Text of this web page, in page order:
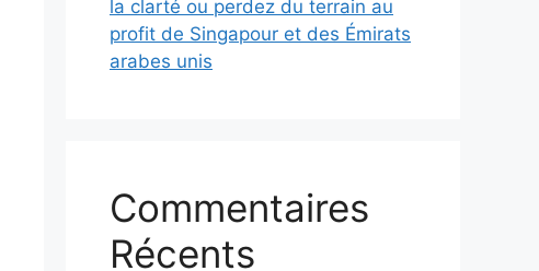
la clarté ou perdez du terrain au
profit de Singapour et des Émirats
arabes unis
Commentaires
Récents